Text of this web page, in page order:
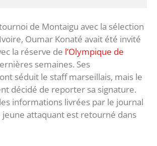
de Montaigu avec la sélection
Oumar Konaté avait été invité
la réserve de l’Olympique de
semaines. Ses
séduit le staff marseillais, mais le
décidé de reporter sa signature.
informations livrées par le journal
jeune attaquant est retourné dans